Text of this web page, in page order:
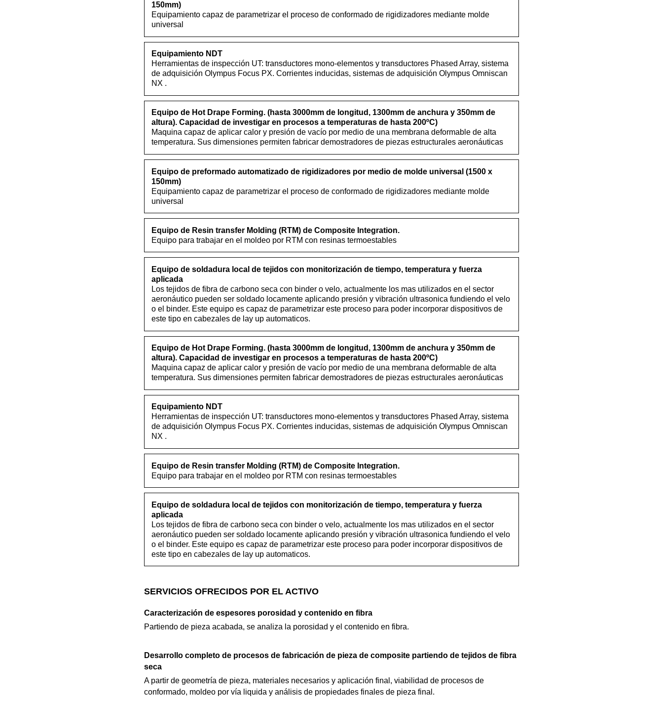
150mm)
Equipamiento capaz de parametrizar el proceso de conformado de rigidizadores mediante molde
universal
Equipamiento NDT
Herramientas de inspección UT: transductores mono-elementos y transductores Phased Array, sistema
de adquisición Olympus Focus PX. Corrientes inducidas, sistemas de adquisición Olympus Omniscan
NX .
Equipo de Hot Drape Forming. (hasta 3000mm de longitud, 1300mm de anchura y 350mm de
altura). Capacidad de investigar en procesos a temperaturas de hasta 200ºC)
Maquina capaz de aplicar calor y presión de vacío por medio de una membrana deformable de alta
temperatura. Sus dimensiones permiten fabricar demostradores de piezas estructurales aeronáuticas
Equipo de preformado automatizado de rigidizadores por medio de molde universal (1500 x
150mm)
Equipamiento capaz de parametrizar el proceso de conformado de rigidizadores mediante molde
universal
Equipo de Resin transfer Molding (RTM) de Composite Integration.
Equipo para trabajar en el moldeo por RTM con resinas termoestables
Equipo de soldadura local de tejidos con monitorización de tiempo, temperatura y fuerza
aplicada
Los tejidos de fibra de carbono seca con binder o velo, actualmente los mas utilizados en el sector
aeronáutico pueden ser soldado locamente aplicando presión y vibración ultrasonica fundiendo el velo
o el binder. Este equipo es capaz de parametrizar este proceso para poder incorporar dispositivos de
este tipo en cabezales de lay up automaticos.
Equipo de Hot Drape Forming. (hasta 3000mm de longitud, 1300mm de anchura y 350mm de
altura). Capacidad de investigar en procesos a temperaturas de hasta 200ºC)
Maquina capaz de aplicar calor y presión de vacío por medio de una membrana deformable de alta
temperatura. Sus dimensiones permiten fabricar demostradores de piezas estructurales aeronáuticas
Equipamiento NDT
Herramientas de inspección UT: transductores mono-elementos y transductores Phased Array, sistema
de adquisición Olympus Focus PX. Corrientes inducidas, sistemas de adquisición Olympus Omniscan
NX .
Equipo de Resin transfer Molding (RTM) de Composite Integration.
Equipo para trabajar en el moldeo por RTM con resinas termoestables
Equipo de soldadura local de tejidos con monitorización de tiempo, temperatura y fuerza
aplicada
Los tejidos de fibra de carbono seca con binder o velo, actualmente los mas utilizados en el sector
aeronáutico pueden ser soldado locamente aplicando presión y vibración ultrasonica fundiendo el velo
o el binder. Este equipo es capaz de parametrizar este proceso para poder incorporar dispositivos de
este tipo en cabezales de lay up automaticos.
SERVICIOS OFRECIDOS POR EL ACTIVO
Caracterización de espesores porosidad y contenido en fibra
Partiendo de pieza acabada, se analiza la porosidad y el contenido en fibra.
Desarrollo completo de procesos de fabricación de pieza de composite partiendo de tejidos de fibra
seca
A partir de geometría de pieza, materiales necesarios y aplicación final, viabilidad de procesos de
conformado, moldeo por vía liquida y análisis de propiedades finales de pieza final.